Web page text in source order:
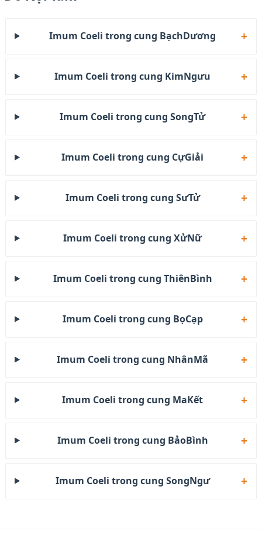
Imum Coeli trong cung BạchDương
Imum Coeli trong cung KimNgưu
Imum Coeli trong cung SongTử
Imum Coeli trong cung CựGiải
Imum Coeli trong cung SưTử
Imum Coeli trong cung XửNữ
Imum Coeli trong cung ThiênBình
Imum Coeli trong cung BọCạp
Imum Coeli trong cung NhânMã
Imum Coeli trong cung MaKết
Imum Coeli trong cung BảoBình
Imum Coeli trong cung SongNgư